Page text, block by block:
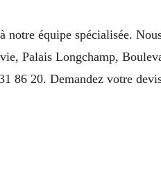
équipe spécialisée.
Palais Longchamp,
86 20. Demandez votre